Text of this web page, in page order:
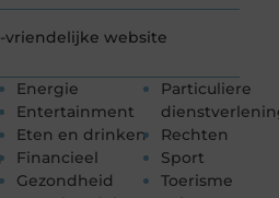
vriendelijke website
Energie
Entertainment
Eten en drinken
Financieel
Gezondheid
Particuliere
Rechten
Sport
Toerisme